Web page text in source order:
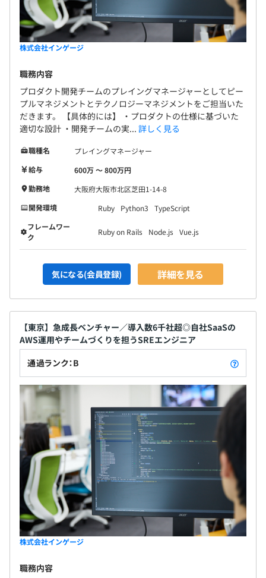
株式会社インゲージ
職務内容
プロダクト開発チームのプレイングマネージャーとしてピー
プルマネジメントとテクノロジーマネジメントをご担当いた
だきます。 【具体的には】 ・プロダクトの仕様に基づいた
適切な設計 ・開発チームの実... 詳しく見る
職種名
プレイングマネージャー
給与
600万 〜 800万円
勤務地
大阪府大阪市北区芝田1-14-8
開発環境
Ruby Python3
TypeScript
フレームワー
ク
Ruby on Rails Node.js Vue.js
気になる(会員登録) 詳細を見る
【東京】急成長ベンチャー／導入数6千社超◎自社SaaSの
AWS運用やチームづくりを担うSREエンジニア
通過ランク：B
株式会社インゲージ
職務内容